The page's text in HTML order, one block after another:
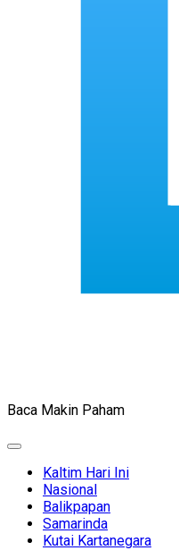
Baca Makin Paham
Expand
Kaltim Hari Ini
Nasional
Balikpapan
Samarinda
Kutai Kartanegara